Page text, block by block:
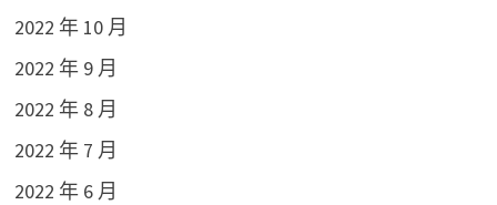
2022 年 10 月
2022 年 9 月
2022 年 8 月
2022 年 7 月
2022 年 6 月